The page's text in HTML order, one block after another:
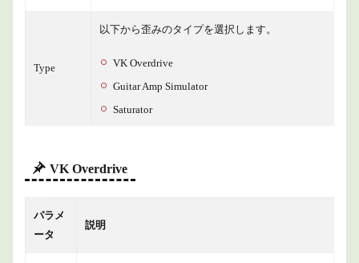
Type
以下から歪みのタイプを選択します。
VK Overdrive
Guitar Amp Simulator
Saturator
VK Overdrive
パラメ
ータ
説明